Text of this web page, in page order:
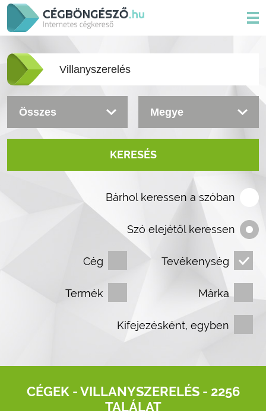
KERESÉS
Bárhol keressen a szóban
Szó elejétől keressen
Cég Tevékenység
Termék Márka
Kifejezésként, egyben
CÉGEK -VILLANYSZERELÉS- 2256
TALÁLAT